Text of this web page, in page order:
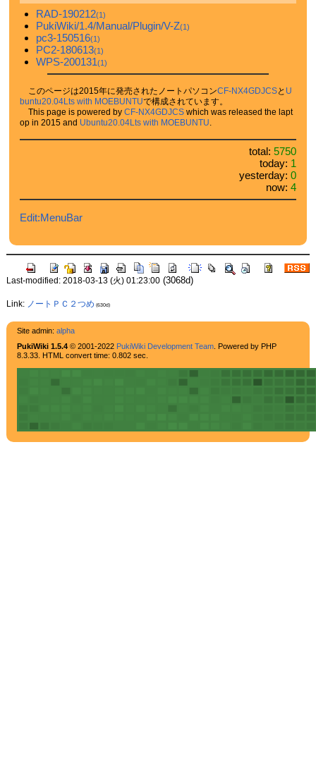
RAD-190212(1)
PukiWiki/1.4/Manual/Plugin/V-Z(1)
pc3-150516(1)
PC2-180613(1)
WPS-200131(1)
このページは2015年に発売されたノートパソコンCF-NX4GDJCSと U
buntu20.04Lts with MOEBUNTUで構成されています。
This page is powered by CF-NX4GDJCSwhich was released the lapt
op in 2015 and Ubuntu20.04Lts with MOEBUNTU
total:5750
today: 1
yesterday:0
now:4
Edit:MenuBar
Last-modified: 2018-03-13 (火) 01:23:00(3068d)
Link: ノートＰＣ２つめ (630d)
Site admin: alpha
PukiWiki 1.5.4© 2001-2022 PukiWiki Development Team. Powered by PHP
8.3.33. HTML convert time: 0.802 sec.